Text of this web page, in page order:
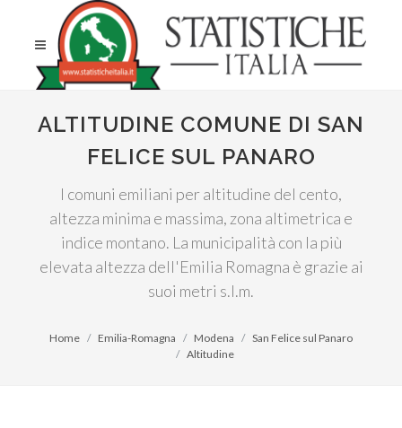
ALTITUDINE COMUNE DI SAN
FELICE SUL PANARO
I comuni emiliani per altitudine del cento,
altezza minima e massima, zona altimetrica e
indice montano. La municipalità con la più
elevata altezza dell'Emilia Romagna è grazie ai
suoi metri s.l.m.
Home Emilia-Romagna Modena
San Felice sul Panaro
Altitudine